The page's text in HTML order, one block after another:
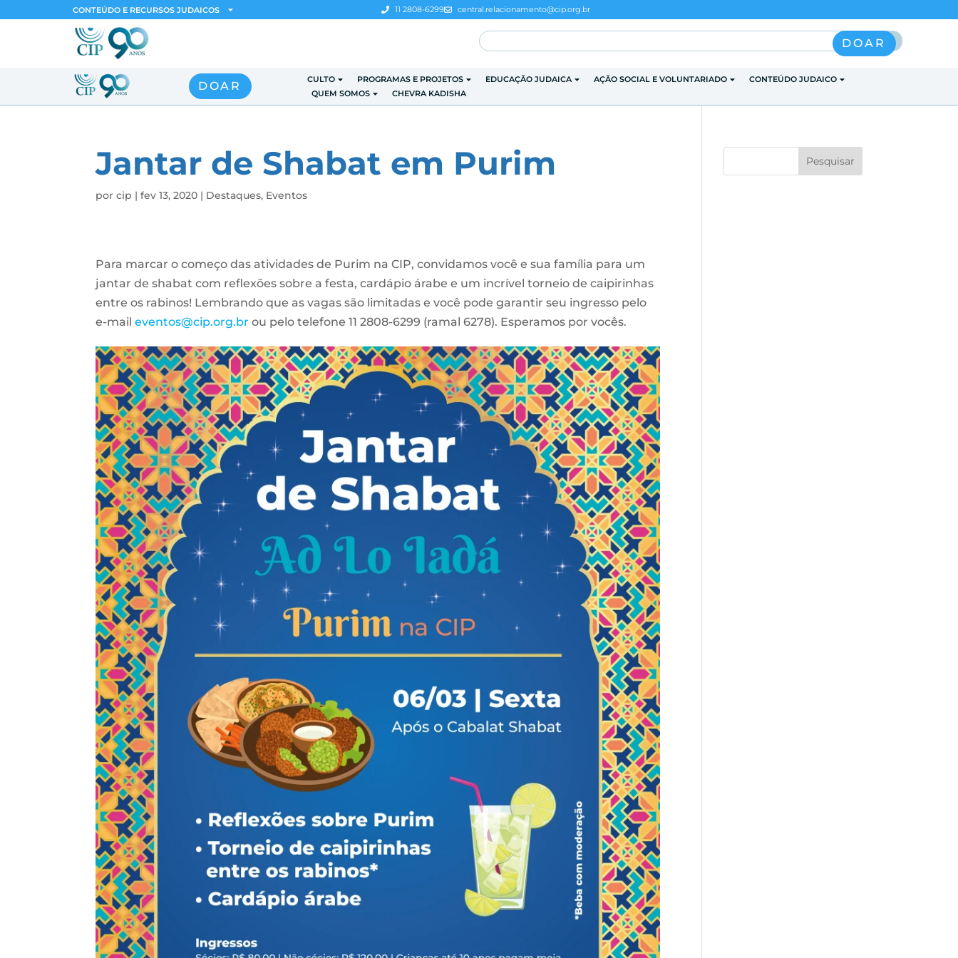
CONTEÚDO E RECURSOS JUDAICOS 11 2808-6299 central.relacionamento@cip.org.br
Pesquisar
DOAR
DOAR CULTO PROGRAMAS E PROJETOS EDUCAÇÃO JUDAICA AÇÃO SOCIAL E VOLUNTARIADO
CONTEÚDO JUDAICO
QUEM SOMOS
CHEVRA KADISHA
Jantar de Shabat em Purim
porcip |fev 13, 2020 | Destaques, Eventos
Para marcar o começo das atividades de Purim na CIP, convidamos você e sua família para um
jantar de shabat com reflexões sobre a festa, cardápio árabe e um incrível torneio de caipirinhas
entre os rabinos! Lembrando que as vagas são limitadas e você pode garantir seu ingresso pelo
e-maileventos@cip.org.br ou pelo telefone 11 2808-6299 (ramal 6278). Esperamos por vocês.